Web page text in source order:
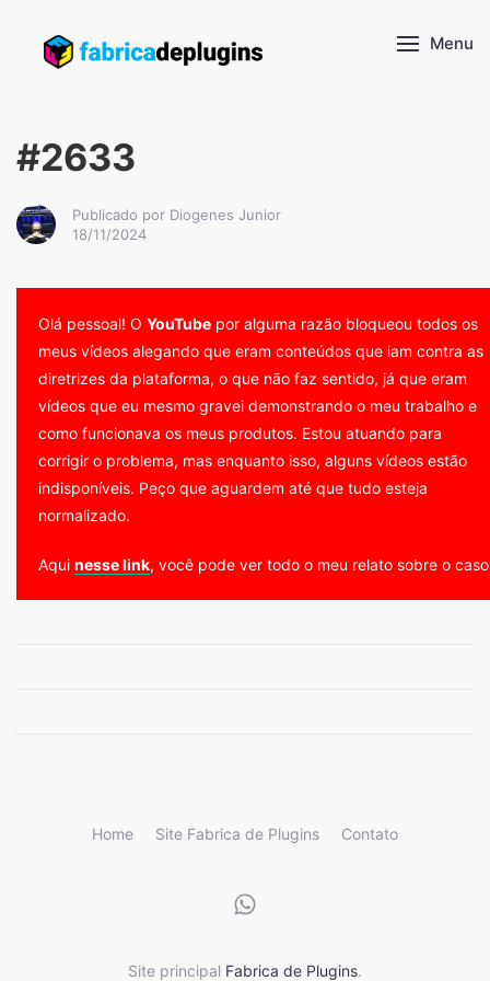
Menu
#2633
Publicado por Diogenes Junior
18/11/2024
Olá pessoal! O YouTube por alguma razão bloqueou todos os
meus vídeos alegando que eram conteúdos que iam contra as
diretrizes da plataforma, o que não faz sentido, já que eram
vídeos que eu mesmo gravei demonstrando o meu trabalho e
como funcionava os meus produtos. Estou atuando para
corrigir o problema, mas enquanto isso, alguns vídeos estão
indisponíveis. Peço que aguardem até que tudo esteja
normalizado.
Aqui nesse link, você pode ver todo o meu relato sobre o
Home Site Fabrica de Plugins Contato
Site principal Fabrica de Plugins.